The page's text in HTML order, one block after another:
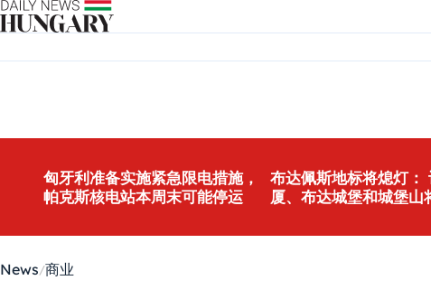
Skip to content
匈牙利准备实施紧急限电措施，
帕克斯核电站本周末可能停运
布达佩斯地标将熄灯：
厦、布达城堡和城堡山
News 商业